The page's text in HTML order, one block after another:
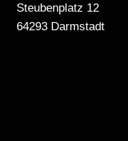
Steubenplatz 12
64293 Darmstadt